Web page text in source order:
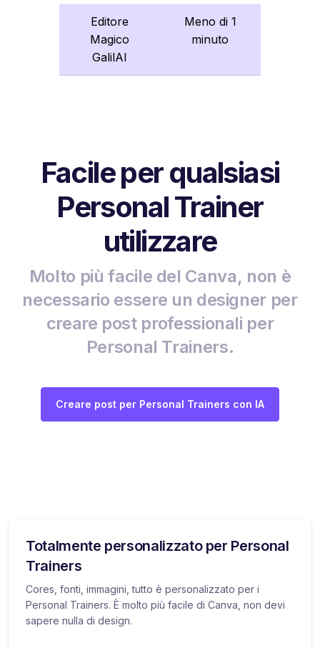
Editore
Magico
GalilAI
Meno di 1
minuto
Facile per qualsiasi
Personal Trainer
utilizzare
Molto più facile del Canva, non è
necessario essere un designer per
creare post professionali per
Personal Trainers.
Creare post per Personal Trainers con IA
Totalmente personalizzato per Personal
Trainers
Cores, fonti, immagini, tutto è personalizzato per i
Personal Trainers. È molto più facile di Canva, non devi
sapere nulla di design.